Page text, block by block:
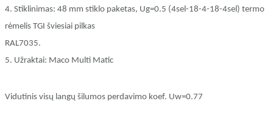
4. Stiklinimas: 48 mm stiklo paketas, Ug=0.5 (4sel-18-4-18-4sel) termo
rėmelis TGI šviesiai pilkas
RAL7035.
5. Užraktai: Maco Multi Matic
Vidutinis visų langų šilumos perdavimo koef. Uw=0.77